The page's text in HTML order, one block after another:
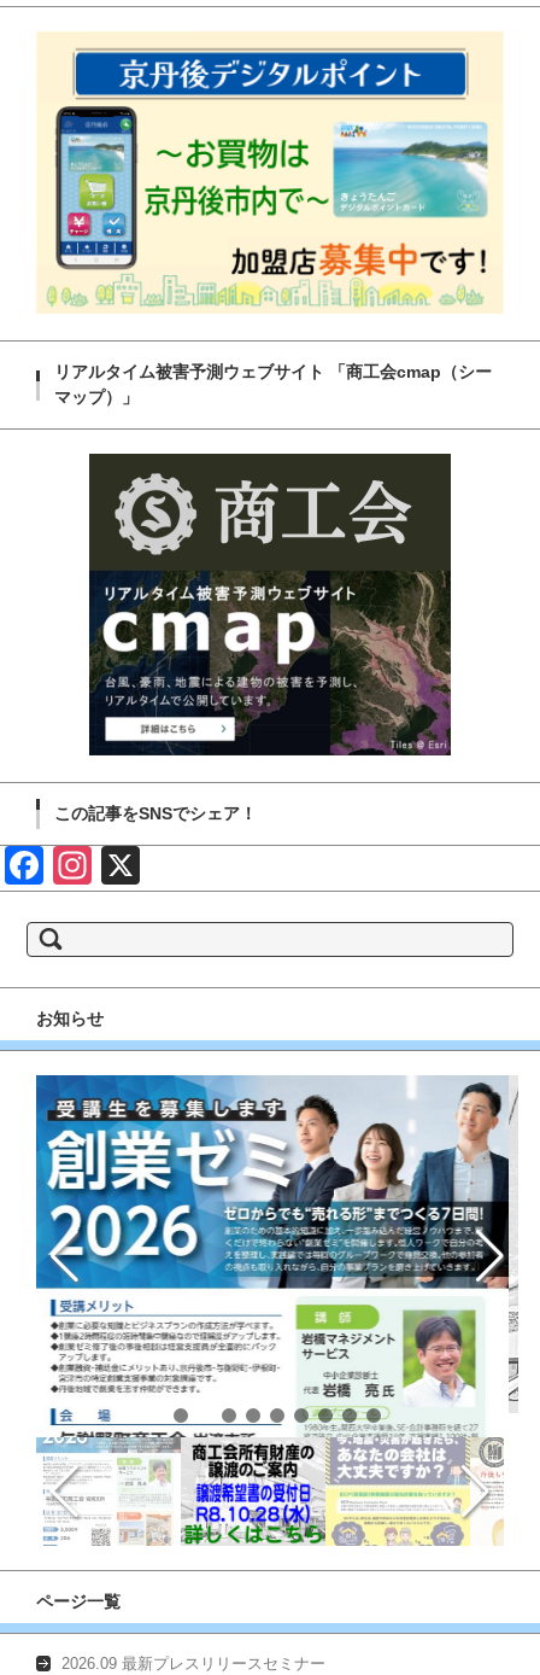
リアルタイム被害予測ウェブサイト 「商工会cmap（シー
マップ）」
この記事をSNSでシェア！
Face Insta
索:
お知らせ
ページ一覧
2026.09 最新プレスリリースセミナー